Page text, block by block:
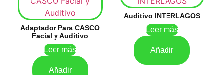
Adaptador Para CASCO
Facial y Auditivo
Leer más
Añadir
Auditivo INTERLAGOS
Leer más
Añadir